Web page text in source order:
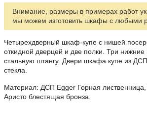
Внимание, размеры в примерах работ
мы можем изготовить шкафы с любыми
Четырехдверный шкаф-купе с нишей
откидной дверцей и две полки. Три
стальную штангу. Двери шкафа купе из
стекла.
Материал: ДСП Egger Горная лиственница,
Аристо блестящая бронза.